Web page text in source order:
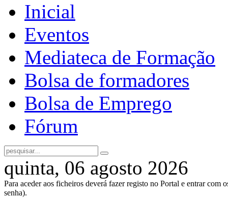
Inicial
Eventos
Mediateca de Formação
Bolsa de formadores
Bolsa de Emprego
Fórum
quinta, 06 agosto 2026
Para aceder aos ficheiros deverá fazer registo no Portal e entrar com
senha).